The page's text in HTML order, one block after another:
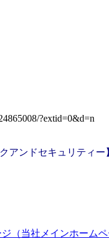
?extid=0&d=n
アンドセキュリティー
（当社メインホームペ